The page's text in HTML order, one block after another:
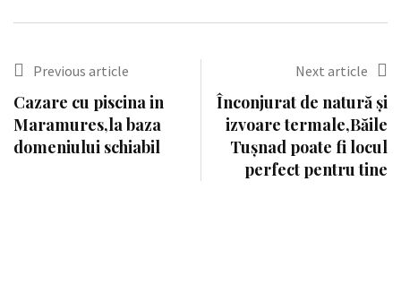
Previous article
Cazare cu piscina in
Maramures,la baza
domeniului schiabil
Next article
Înconjurat de natură și
izvoare termale,Băile
Tușnad poate fi locul
perfect pentru tine